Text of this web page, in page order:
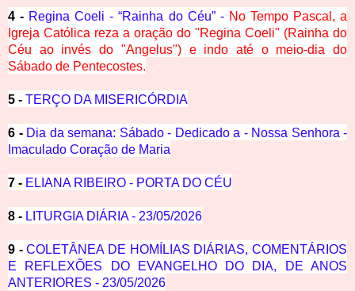
4 - Regina Coeli - “Rainha do Céu” - No Tempo Pascal, a
Igreja Católica reza a oração do "Regina Coeli" (Rainha do
Céu ao invés do "Angelus") e indo até o meio-dia do
Sábado de Pentecostes.
5 - TERÇO DA MISERICÓRDIA
6 - Dia da semana: Sábado - Dedicado a - Nossa Senhora -
Imaculado Coração de Maria
7 - ELIANA RIBEIRO - PORTA DO CÉU
8 - LITURGIA DIÁRIA - 23/05/2026
9 -COLETÂNEA DE HOMÍLIAS DIÁRIAS, COMENTÁRIOS
E REFLEXÕES DO EVANGELHO DO DIA, DE ANOS
ANTERIORES - 23/05/2026